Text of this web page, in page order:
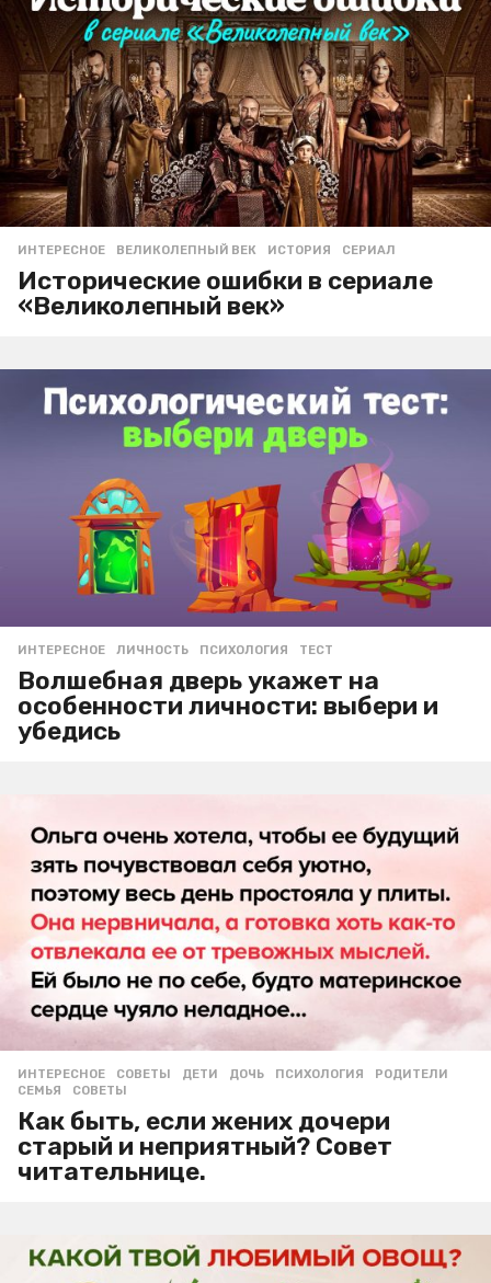
ИНТЕРЕСНОЕ ВЕЛИКОЛЕПНЫЙ ВЕК ,ИСТОРИЯ ,СЕРИАЛ
Исторические ошибки в сериале
«Великолепный век»
ИНТЕРЕСНОЕ ЛИЧНОСТЬ ,ПСИХОЛОГИЯ ,ТЕСТ
Волшебная дверь укажет на
особенности личности: выбери и
убедись
ИНТЕРЕСНОЕ ,СОВЕТЫ ДЕТИ ,ДОЧЬ ,ПСИХОЛОГИЯ ,РОДИТЕЛИ
СЕМЬЯ
,СОВЕТЫ
Как быть, если жених дочери
старый и неприятный? Совет
читательнице.